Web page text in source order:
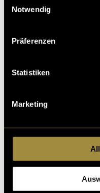
Notwendig
Präferenzen
Statistiken
Marketing